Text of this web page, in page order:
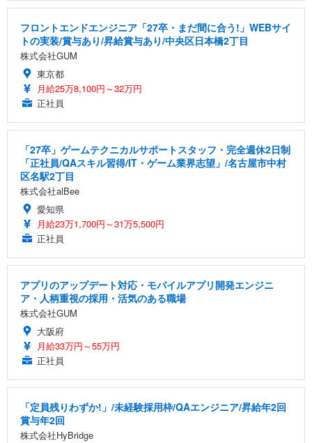
フロントエンドエンジニア「27卒・まだ間に合う!」WEBサイ
トの実装/賞与あり/昇給賞与あり/中央区日本橋2丁目
株式会社GUM
東京都
月給25万8,100円～32万円
正社員
「27卒」ゲームテクニカルサポートスタッフ・完全週休2日制
「正社員/QAスキル習得/IT・ゲーム業界志望」/名古屋市中村
区名駅2丁目
株式会社alBee
愛知県
月給23万1,700円～31万5,500円
正社員
アプリのアップデート対応・モバイルアプリ開発エンジニ
ア・人柄重視の採用・活気のある職場
株式会社GUM
大阪府
月給33万円～55万円
正社員
「定員残りわずか!」/未経験採用枠/QAエンジニア/昇給年2回
賞与年2回
株式会社HyBridge